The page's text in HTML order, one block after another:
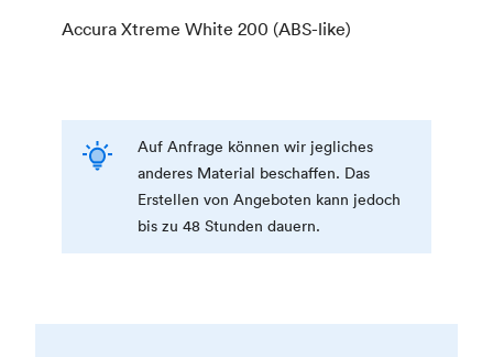
Accura Xtreme White 200 (ABS-like)
Auf Anfrage können wir jegliches
anderes Material beschaffen. Das
Erstellen von Angeboten kann jedoch
bis zu 48 Stunden dauern.